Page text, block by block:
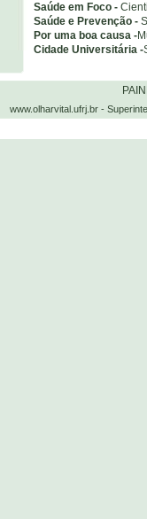
Saúde em Foco -
Saúde e Prevenção -
Por uma boa causa -
Cidade Universitária -
www.olharvital.ufrj.br -